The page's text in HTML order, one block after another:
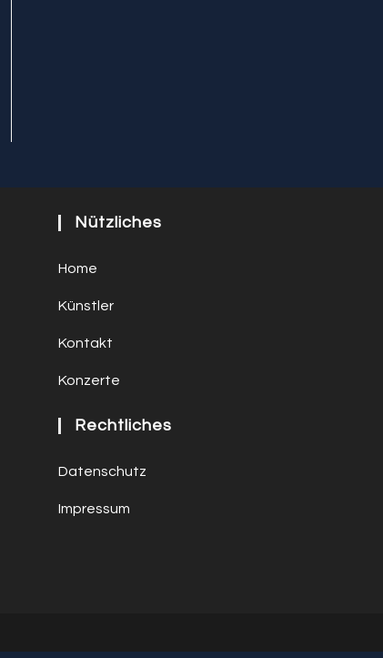
Nützliches
Home
Künstler
Kontakt
Konzerte
Rechtliches
Datenschutz
Impressum